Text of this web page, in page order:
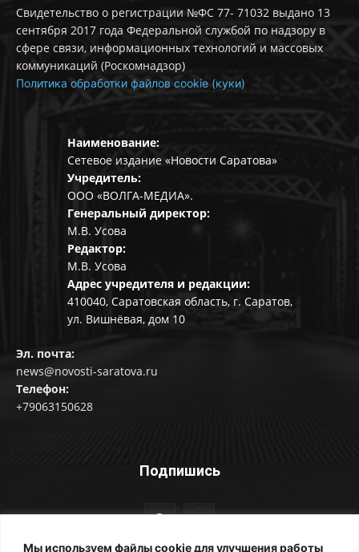
Мы используем файлы cookie для улучшения работы
Свидетельство о регистрации №ФС 77- 71032 выдано 13
сентября 2017 года Федеральной службой по надзору в
сфере связи, информационных технологий и массовых
коммуникаций (Роскомнадзор)
Политика обработки файлов cookie (куки)
Наименование:
Сетевое издание «Новости Саратова»
Учредитель:
ООО «ВОЛГА-МЕДИА».
Генеральный директор:
М.В. Усова
Редактор:
М.В. Усова
Адрес учредителя и редакции:
410040, Саратовская область, г. Саратов,
ул. Вишнёвая, дом 10
Эл. почта:
news@novosti-saratova.ru
Телефон:
+79063150628
Подпишись